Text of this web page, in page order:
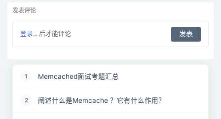
发表评论
登录... 后才能评论
1 Memcached面试考题汇总
2 阐述什么是Memcache ？它有什么作用？